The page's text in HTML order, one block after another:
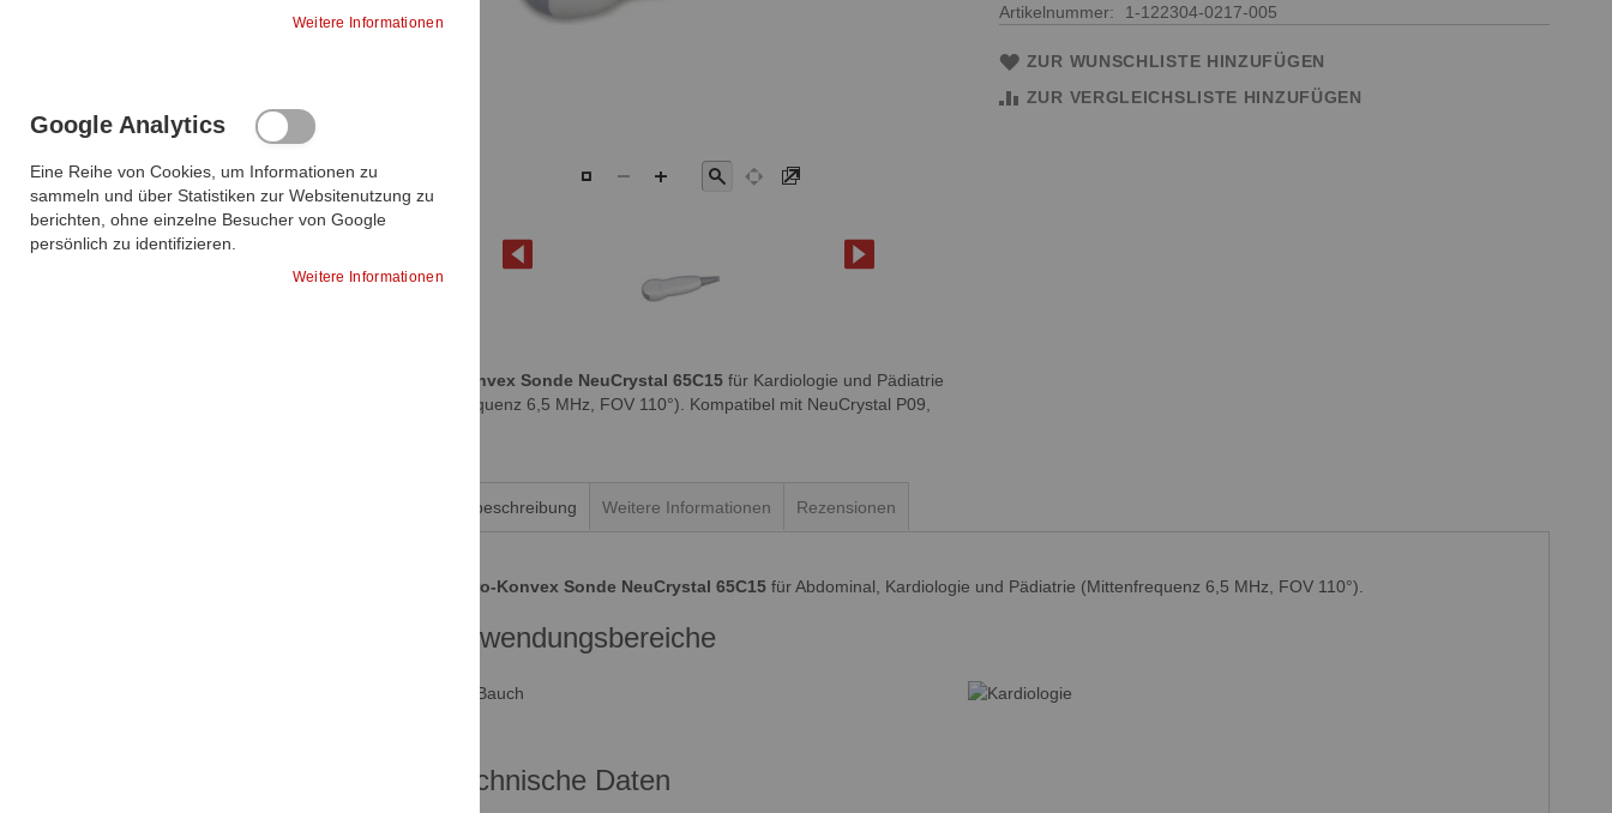
Artikelnummer
1-122304-0217-005
ZUR WUNSCHLISTE HINZUFÜGEN
ZUR VERGLEICHSLISTE HINZUFÜGEN
Mikro-Konvex Sonde NeuCrystal 65C15 für Kardiologie und Pädiatrie
(Mittenfrequenz 6,5 MHz, FOV 110°). Kompatibel mit NeuCrystal P09,
Produktbeschreibung
Mikro-Konvex Sonde NeuCrystal 65C15 für Abdominal, Kardiologie und Pädiatrie (Mittenfrequenz 6,5 MHz, FOV 110°).
Anwendungsbereiche
Technische Daten
Weitere Informationen Rezensionen
Weitere Informationen
Google Analytics
Eine Reihe von Cookies, um Informationen zu
sammeln und über Statistiken zur Websitenutzung zu
berichten, ohne einzelne Besucher von Google
persönlich zu identifizieren.
Weitere Informationen